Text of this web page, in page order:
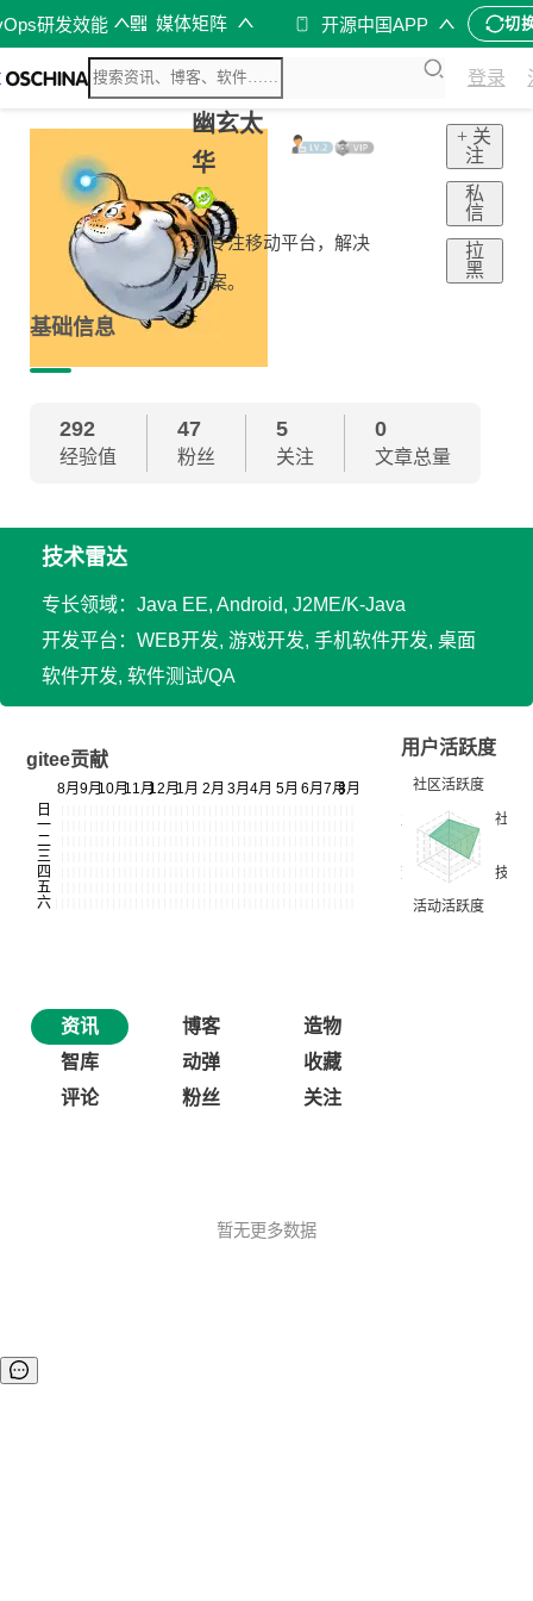
研发效能 媒体矩阵 开源中国APP 切
登录
幽玄太
华
现专注移动平台，解决
方案。
+ 关
注
私
信
拉
黑
基础信息
292
经验值
47
粉丝
5
关注
0
文章总量
技术雷达
专长领域：Java EE, Android, J2ME/K-Java
开发平台：WEB开发, 游戏开发, 手机软件开发, 桌面
软件开发, 软件测试/QA
gitee贡献
用户活跃度
资讯 博客
造物
智库
动弹
收藏
评论
粉丝 关注
暂无更多数据